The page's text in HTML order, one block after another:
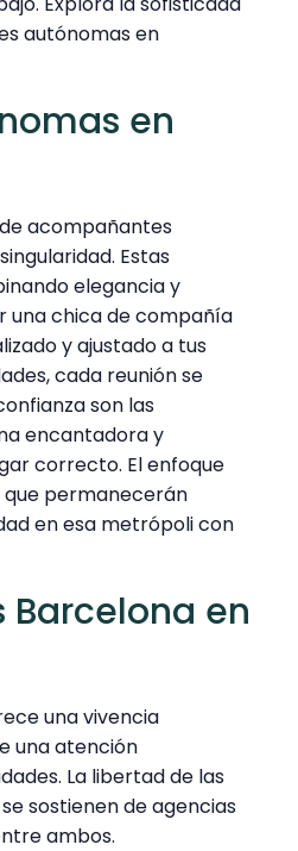
autónomas en
en
acompañantes
Estas
elegancia y
una chica de compañía
y ajustado a tus
cada reunión se
son las
encantadora y
correcto. El enfoque
permanecerán
en esa metrópoli con
en
una vivencia
una atención
La libertad de las
sostienen de agencias
ambos.